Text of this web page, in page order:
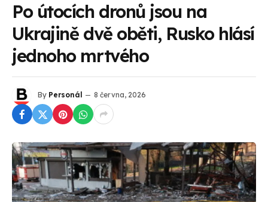
Po útocích dronů jsou na
Ukrajině dvě oběti, Rusko hlásí
jednoho mrtvého
By Personál 8 června, 2026